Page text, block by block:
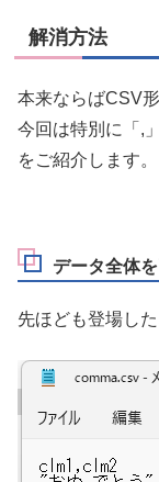
解消方法
本来ならばCSV
今回は特別に「,
をご紹介します。
データ全体
先ほども登場し